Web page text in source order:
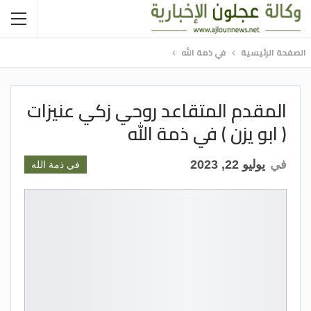
الصفحة الرئيسية في ذمة الله
المقدم المتقاعد روحي زكي عنيزات
( ابو يزن ) في ذمة الله
في ذمة الله في يوليو 22, 2023